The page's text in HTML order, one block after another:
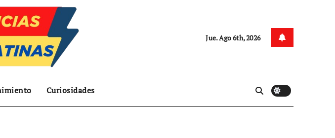
Jue. Ago 6th, 2026
Curiosidades